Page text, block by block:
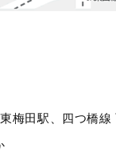
梅田駅、四つ橋線